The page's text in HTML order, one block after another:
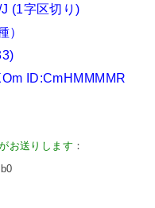
(1字区切り)
）
ID:CmHMMMMR
お送りします ：